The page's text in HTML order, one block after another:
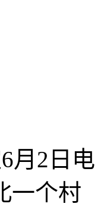
月2日
一个村